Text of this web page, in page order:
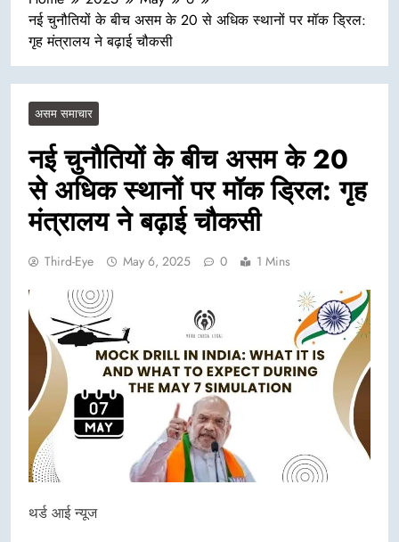
नई चुनौतियों के बीच असम के 20 से अधिक स्थानों पर मॉक ड्रिल:
गृह मंत्रालय ने बढ़ाई चौकसी
असम समाचार
नई चुनौतियों के बीच असम के 20
से अधिक स्थानों पर मॉक ड्रिल: गृह
मंत्रालय ने बढ़ाई चौकसी
Third-Eye May 6, 2025 0 1 Mins
थर्ड आई न्यूज